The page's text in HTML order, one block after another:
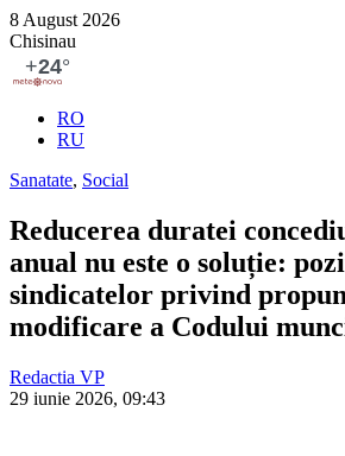
8 August 2026
Chisinau
RO
RU
Sanatate, Social
Reducerea duratei
anual nu este o soluție:
sindicatelor privind
modificare a Codului
Redactia VP
29 iunie 2026, 09:43